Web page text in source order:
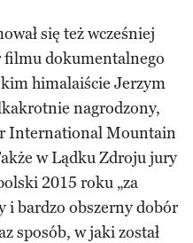
się też wcześniej
filmu dokumentalnego
himalaiście Jerzym
nagrodzony,
International Mountain
w Lądku Zdroju jury
2015 roku „za
i bardzo obszerny dobór
sposób, w jaki został